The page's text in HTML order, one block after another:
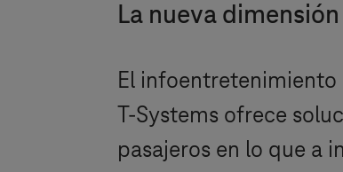
La nueva
El infoentretenimiento
T-Systems ofrece
pasajeros en lo que a